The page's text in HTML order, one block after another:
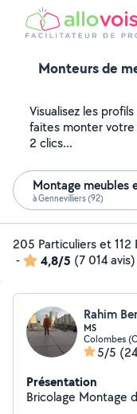
Monteurs de
Visualisez les
faites monter
2 clics...
Montage meubles
à Gennevilliers (92)
205 Particuliers et
-
4,8/5 (7 014 avis)
Rahim
MS
Colombes
5/5
Présentation
Bricolage